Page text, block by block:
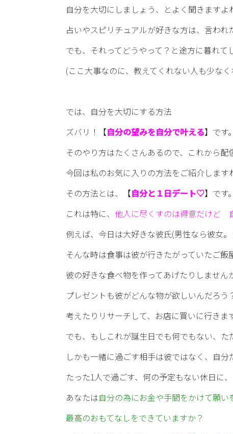
自分を大切にしましょう、とよく聞きますよ
占いやスピリチュアルが好きな方は、言われ
でも、それってどうやって？と途方に暮れて
(ここ大事なのに、教えてくれない人も少な
では、自分を大切にする方法
ズバリ！【自分の望みを自分で叶える】です。
そのやり方はたくさんあるので、これから配
今回は私のお気に入りの方法をご紹介します
その方法とは、【自分と１日デート♡】です
これは特に、 他人に尽くすのは得意だけど
例えば、今日は大好きな彼氏(男性なら彼女
そんな時は食事は彼が行きたがっていたご
彼の好きな食べ物を作ってあげたりしません
プレゼントも彼がどんな物が欲しいんだろう
考えたりリサーチして、お店に買いに行きま
でも、もしこれが誕生日でも何でもない、た
しかも一緒に過ごす相手は彼ではなく、自分
たった1人で過ごす、何の予定もない休日に、
あなたは自分の為にお金や手間をかけて願い
最高のおもてなしをできていますか？